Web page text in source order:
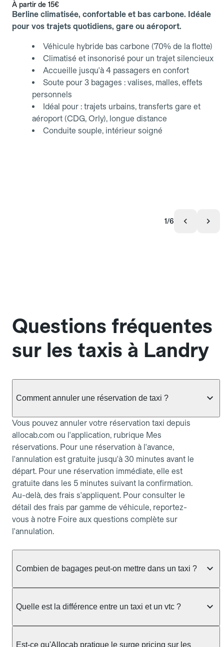
À partir de 15€
Berline climatisée, confortable et bas carbone. Idéale
pour vos trajets quotidiens, gare ou aéroport.
Véhicule hybride bas carbone (70% de la flotte)
Climatisé et insonorisé pour un trajet silencieux
Accueille jusqu'à 4 passagers en confort
Soute pour 3 bagages : valises, malles, effets
personnels
Idéal pour : trajets urbains, transferts gare et
aéroport (CDG, Orly), longue distance
Conduite souple, intérieur soigné
1/6
Questions fréquentes
sur les taxis à Landry
Comment annuler une réservation de taxi ?
Vous pouvez annuler votre réservation taxi depuis
allocab.com ou l'application, rubrique Mes
réservations. Pour une réservation à l'avance,
l'annulation est gratuite jusqu'à 30 minutes avant le
départ. Pour une réservation immédiate, elle est
gratuite dans les 5 minutes suivant la confirmation.
Au-delà, des frais s'appliquent. Pour consulter le
détail des frais par gamme de véhicule, reportez-
vous à notre Foire aux questions complète sur
l'annulation.
Combien de bagages peut-on mettre dans un taxi ?
taxi berline accueille en général jusqu'à 3 bagages
ou nombreux, précisez-le dans le champ "Message
au chauffeur" lors de la réservation. Le prix n'est
Quelle est la différence entre un taxi et un vtc ?
prendre en charge directement dans la rue, à une
Est-ce qu'Allocab pratique le surge pricing sur les